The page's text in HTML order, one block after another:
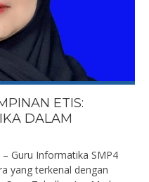
ETIS:
DALAM
– Guru Informatika SMP4
yang terkenal dengan